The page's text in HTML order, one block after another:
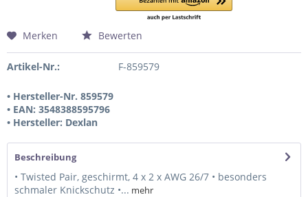
Merken Bewerten
Artikel-Nr.: F-859579
• Hersteller-Nr. 859579
• EAN: 3548388595796
• Hersteller: Dexlan
Beschreibung
• Twisted Pair, geschirmt, 4 x 2 x AWG 26/7 • besonders
schmaler Knickschutz •... mehr